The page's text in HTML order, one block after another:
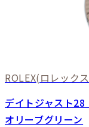
ROLEX(ロレック
デイトジャスト
オリーブグリーン